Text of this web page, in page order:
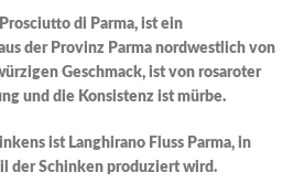
di Parma, ist ein
der Provinz Parma nordwestlich von
Geschmack, ist von rosaroter
und die Konsistenz ist mürbe.
ist Langhirano Fluss Parma, in
der Schinken produziert wird.